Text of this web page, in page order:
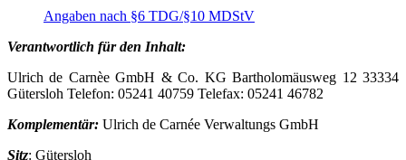
Angaben nach §6 TDG/§10 MDStV
Verantwortlich für den Inhalt:
Ulrich de Carnèe GmbH & Co. KG Bartholomäusweg 12 33334
Gütersloh Telefon: 05241 40759 Telefax: 05241 46782
Komplementär: Ulrich de Carnée Verwaltungs GmbH
Sitz: Gütersloh